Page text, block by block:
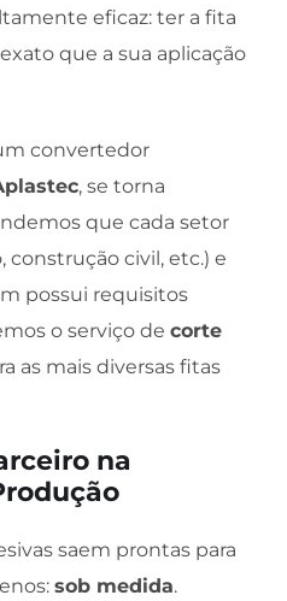
eficaz: ter a fita
que a sua aplicação
convertedor
, se torna
que cada setor
civil, etc.) e
possui requisitos
o serviço de corte
as mais diversas fitas
na
saem prontas para
sob medida.